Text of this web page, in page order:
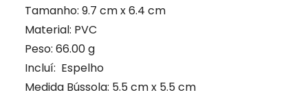
Tamanho: 9.7 cm x 6.4 cm
Material: PVC
Peso: 66.00 g
Incluí: Espelho
Medida Bússola: 5.5 cm x 5.5 cm